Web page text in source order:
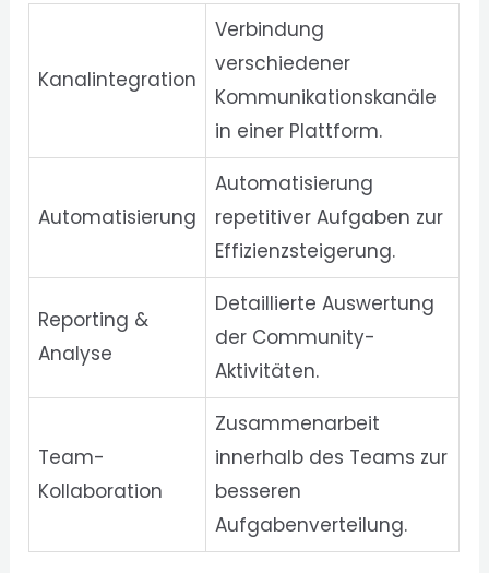
Kanalintegration
Verbindung
verschiedener
Kommunikationskanäle
in einer Plattform.
Automatisierung
Automatisierung
repetitiver Aufgaben zur
Effizienzsteigerung.
Reporting &
Analyse
Detaillierte Auswertung
der Community-
Aktivitäten.
Team-
Kollaboration
Zusammenarbeit
innerhalb des Teams zur
besseren
Aufgabenverteilung.